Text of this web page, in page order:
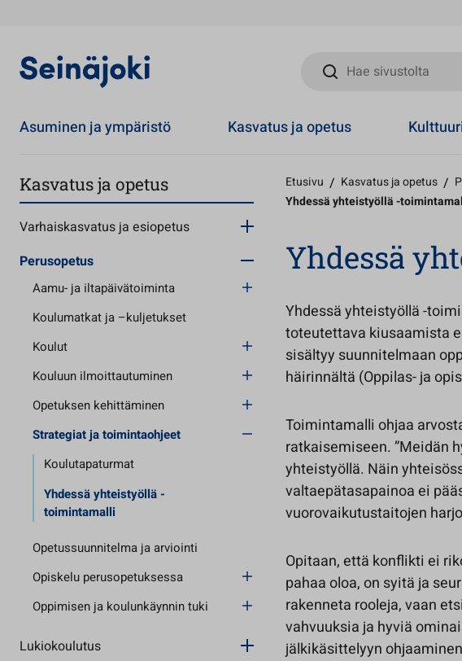
Hae sivustolta
Asuminen ja ympäristö Kasvatus ja opetus
Kasvatus ja opetus
Varhaiskasvatus ja esiopetus
Perusopetus
Aamu- ja iltapäivätoiminta
Koulumatkat ja –kuljetukset
Koulut
Kouluun ilmoittautuminen
Opetuksen kehittäminen
Strategiat ja toimintaohjeet
Koulutapaturmat
Yhdessä yhteistyöllä -
toimintamalli
Opetussuunnitelma ja arviointi
Opiskelu perusopetuksessa
Oppimisen ja koulunkäynnin tuki
Lukiokoulutus
Etusivu / Kasvatus ja opetus /
Yhdessä yhteistyöllä -
Yhdessä
Yhdessä yhteistyöllä -
toteutettava kiusaamista
sisältyy suunnitelmaan
häirinnältä (Oppilas- ja
Toimintamalli ohjaa
ratkaisemiseen. ”Meidän
yhteistyöllä. Näin
valtaepätasapainoa ei
vuorovaikutustaitojen
Opitaan, että konflikti ei
pahaa oloa, on syitä ja
rakenneta rooleja, vaan
vahvuuksia ja hyviä
jälkikäsittelyyn